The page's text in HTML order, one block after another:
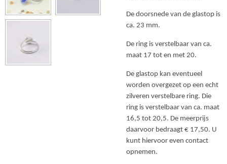
De doorsnede van de glastop is
ca. 23 mm.
De ring is verstelbaar van ca.
maat 17 tot en met 20.
De glastop kan eventueel
worden overgezet op een echt
zilveren verstelbare ring. Die
ring is verstelbaar van ca. maat
16,5 tot 20,5. De meerprijs
daarvoor bedraagt € 17,50. U
kunt hiervoor even contact
opnemen.